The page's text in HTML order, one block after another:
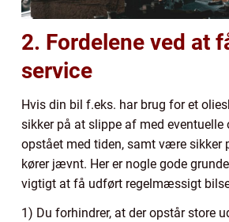
2. Fordelene ved at
service
Hvis din bil f.eks. har brug for et
sikker på at slippe af med eventuelle
opstået med tiden, samt være sikker
kører jævnt. Her er nogle gode
vigtigt at få udført regelmæssigt
1) Du forhindrer, at der opstår store